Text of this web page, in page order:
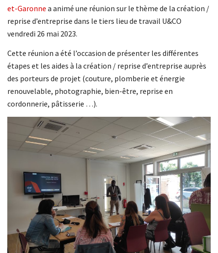
et-Garonne a animé une réunion sur le thème de la création /
reprise d’entreprise dans le tiers lieu de travail U&CO
vendredi 26 mai 2023.
Cette réunion a été l’occasion de présenter les différentes
étapes et les aides à la création / reprise d’entreprise auprès
des porteurs de projet (couture, plomberie et énergie
renouvelable, photographie, bien-être, reprise en
cordonnerie, pâtisserie …).